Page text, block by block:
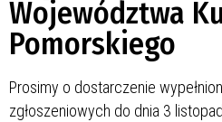
Województwa
Pomorskiego
Prosimy o dostarczenie
zgłoszeniowych do dnia 3